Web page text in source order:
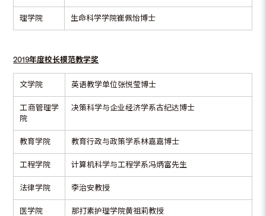
理学院 生命科学学院崔佩怡博士
2019年度校长模范教学奖
文学院 英语教学单位张悦莹博士
工商管理学
院
决策科学与企业经济学系古纪达博士
教育学院 教育行政与政策学系林嘉嘉博士
工程学院 计算机科学与工程学系冯炳富先生
法律学院 李治安教授
医学院 那打素护理学院黄祖莉教授